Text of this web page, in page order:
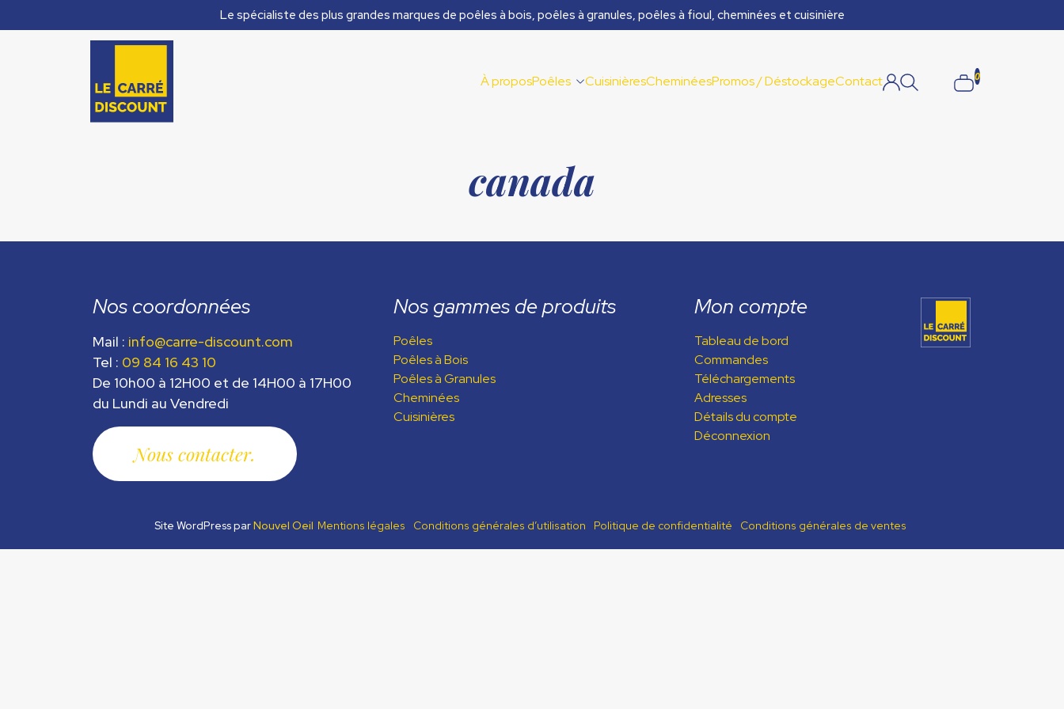
Le spécialiste des plus grandes marques de poêles à bois, poêles à granules, poêles à fioul, cheminées et cuisinière
À proposPoêles CuisinièresCheminéesPromos / DéstockageContact 0
canada
Nos coordonnées
Mail : info@carre-discount.com
Tel : 09 84 16 43 10
De 10h00 à 12H00 et de 14H00 à 17H00
du Lundi au Vendredi
Nous contacter
Nos gammes de produits
Poêles
Poêles à Bois
Poêles à Granules
Cheminées
Cuisinières
Mon compte
Tableau de bord
Commandes
Téléchargements
Adresses
Détails du compte
Déconnexion
Site WordPress parNouvel Oeil Mentions légales Conditions générales d’utilisation Politique de confidentialité Conditions générales de ventes